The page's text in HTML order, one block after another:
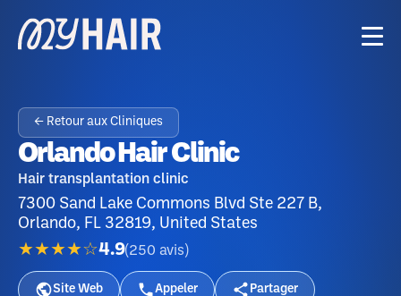
← Retour aux Cliniques
Orlando Hair Clinic
Hair transplantation clinic
7300 Sand Lake Commons Blvd Ste 227 B,
Orlando, FL 32819, United States
★★★★☆4.9(250 avis )
Site Web Appeler Partager